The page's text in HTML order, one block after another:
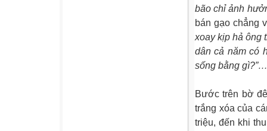
bão chỉ ảnh
bán gạo chẳng
xoay kịp hả ông
dân cả năm có
sống bằng gì?”…
Bước trên bờ
trắng xóa của
triệu, đến khi